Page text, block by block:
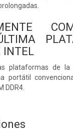
INTEL
plataformas de la
portátil
DDR4.